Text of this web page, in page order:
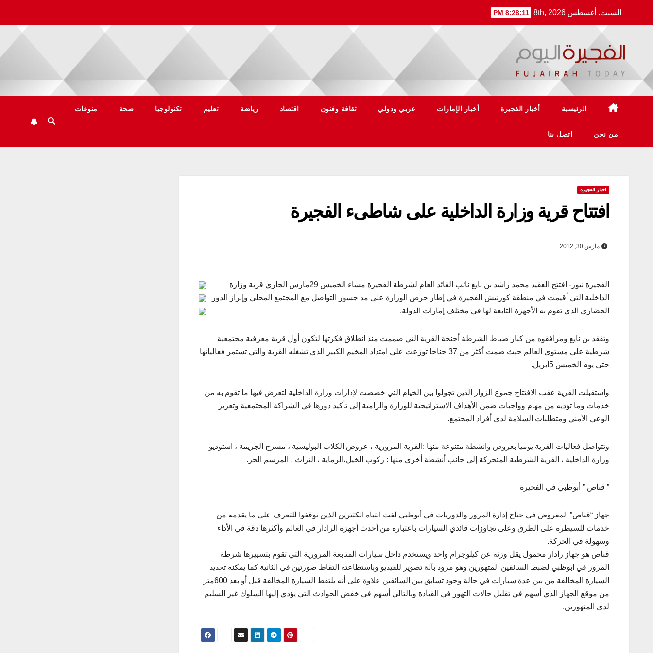
السبت. أغسطس 8th, 2026 8:28:12 PM
الرئيسية أخبار الفجيرة أخبار الإمارات عربي ودولي ثقافة وفنون اقتصاد رياضة تعليم تكنولوجيا صحة منوعات
من نحن اتصل بنا
اخبار الفجيرة
افتتاح قرية وزارة الداخلية على شاطىء الفجيرة
مارس 30, 2012
الفجيرة نيوز- افتتح العقيد محمد راشد بن نايع نائب القائد العام لشرطة الفجيرة مساء الخميس 29مارس الجاري قرية وزارة
الداخلية التي أقيمت في منطقة كورنيش الفجيرة في إطار حرص الوزارة على مد جسور التواصل مع المجتمع المحلي وإبراز الدور
الحضاري الذي تقوم به الأجهزة التابعة لها في مختلف إمارات الدولة.
وتفقد بن نايع ومرافقوه من كبار ضباط الشرطة أجنحة القرية التي صممت منذ انطلاق فكرتها لتكون أول قرية معرفية مجتمعية
شرطية على مستوى العالم حيث ضمت أكثر من 37 جناحا توزعت على امتداد المخيم الكبير الذي تشغله القرية والتي تستمر فعالياتها
حتى يوم الخميس 5أبريل.
واستقبلت القرية عقب الافتتاح جموع الزوار الذين تجولوا بين الخيام التي خصصت لإدارات وزارة الداخلية لتعرض فيها ما تقوم به من
خدمات وما تؤديه من مهام وواجبات ضمن الأهداف الاستراتيجية للوزارة والرامية إلى تأكيد دورها في الشراكة المجتمعية وتعزيز
الوعي الأمني ومتطلبات السلامة لدى أفراد المجتمع.
وتتواصل فعاليات القرية يوميا بعروض وانشطة متنوعة منها :القرية المرورية ، عروض الكلاب البوليسية ، مسرح الجريمة ، استوديو
وزارة الداخلية ، القرية الشرطية المتحركة إلى جانب أنشطة أخرى منها : ركوب الخيل،الرماية ، التراث ، المرسم الحر.
” قناص ” أبوظبي في الفجيرة
جهاز “قناص” المعروض في جناح إدارة المرور والدوريات في أبوظبي لفت انتباه الكثيرين الذين توقفوا للتعرف على ما يقدمه من
خدمات للسيطرة على الطرق وعلى تجاوزات قائدي السيارات باعتباره من أحدث أجهزة الرادار في العالم وأكثرها دقة في الأداء
وسهولة في الحركة.
قناص هو جهاز رادار محمول يقل وزنه عن كيلوجرام واحد ويستخدم داخل سيارات المتابعة المرورية التي تقوم بتسييرها شرطة
المرور في ابوظبي لضبط السائقين المتهورين وهو مزود بآلة تصوير للفيديو وباستطاعته التقاط صورتين في الثانية كما يمكنه تحديد
السيارة المخالفة من بين عدة سيارات في حالة وجود تسابق بين السائقين علاوة على أنه يلتقط السيارة المخالفة قبل أو بعد 600متر
من موقع الجهاز الذي أسهم في تقليل حالات التهور في القيادة وبالتالي أسهم في خفض الحوادث التي يؤدي إليها السلوك غير السليم
لدى المتهورين.